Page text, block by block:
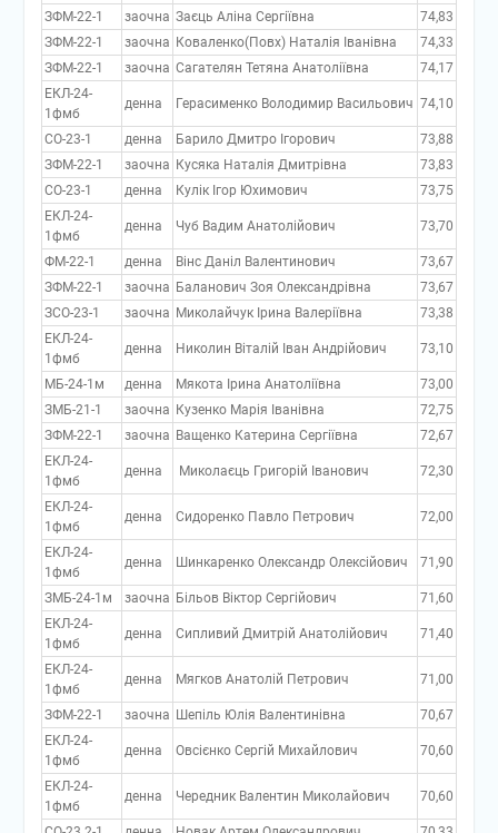
ЗФМ-22-1
заочна Заєць Аліна Сергіївна
74,83
ЗФМ-22-1
заочна Коваленко(Повх) Наталія Іванівна
74,33
ЗФМ-22-1
заочна Сагателян Тетяна Анатоліївна
74,17
ЕКЛ-24-
1фмб
денна Герасименко Володимир Васильович 74,10
СО-23-1 денна Барило Дмитро Ігорович
73,88
ЗФМ-22-1
заочна Кусяка Наталія Дмитрівна
73,83
СО-23-1
денна Кулік Ігор Юхимович
73,75
ЕКЛ-24-
1фмб
денна Чуб Вадим Анатолійович 73,70
ФМ-22-1 денна Вінс Даніл Валентинович
73,67
ЗФМ-22-1
заочна Баланович Зоя Олександрівна
73,67
ЗСО-23-1
заочна Миколайчук Ірина Валеріївна
73,38
ЕКЛ-24-
1фмб
денна Николин Віталій Іван Андрійович 73,10
МБ-24-1м денна Мякота Ірина Анатоліївна
73,00
ЗМБ-21-1
заочна Кузенко Марія Іванівна
72,75
ЗФМ-22-1
заочна Ващенко Катерина Сергіївна
72,67
ЕКЛ-24-
1фмб
денна Миколаєць Григорій Іванович 72,30
ЕКЛ-24-
1фмб
денна Сидоренко Павло Петрович 72,00
ЕКЛ-24-
1фмб
денна Шинкаренко Олександр Олексійович 71,90
ЗМБ-24-1м заочна Більов Віктор Сергійович
71,60
ЕКЛ-24-
1фмб
денна Сипливий Дмитрій Анатолійович 71,40
ЕКЛ-24-
1фмб
денна Мягков Анатолій Петрович 71,00
ЗФМ-22-1 заочна Шепіль Юлія Валентинівна
70,67
ЕКЛ-24-
1фмб
денна Овсієнко Сергій Михайлович 70,60
ЕКЛ-24-
1фмб
денна Чередник Валентин Миколайович 70,60